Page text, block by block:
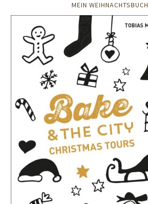
MEIN WEIHNACHTSBUCH